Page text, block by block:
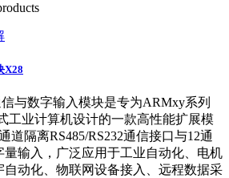
X28
与数字输入模块是专为ARMxy系列
工业计算机设计的一款高性能扩展模
道隔离RS485/RS232通信接口与12通
量输入，广泛应用于工业自动化、电机
自动化、物联网设备接入、远程数据采